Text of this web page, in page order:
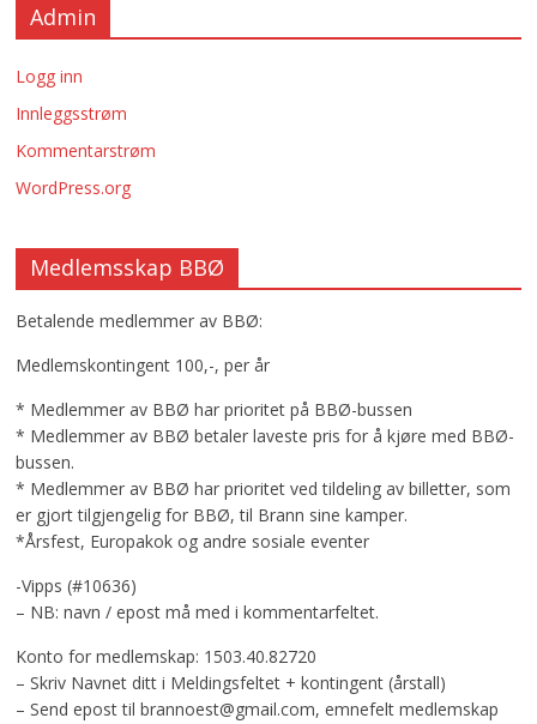
Admin
Logg inn
Innleggsstrøm
Kommentarstrøm
WordPress.org
Medlemsskap BBØ
Betalende medlemmer av BBØ:
Medlemskontingent 100,-, per år
* Medlemmer av BBØ har prioritet på BBØ-bussen
* Medlemmer av BBØ betaler laveste pris for å kjøre med BBØ-
bussen.
* Medlemmer av BBØ har prioritet ved tildeling av billetter, som
er gjort tilgjengelig for BBØ, til Brann sine kamper.
*Årsfest, Europakok og andre sosiale eventer
-Vipps (#10636)
– NB: navn / epost må med i kommentarfeltet.
Konto for medlemskap: 1503.40.82720
– Skriv Navnet ditt i Meldingsfeltet + kontingent (årstall)
– Send epost til brannoest@gmail.com, emnefelt medlemskap